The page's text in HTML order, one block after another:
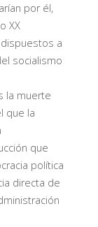
por él,
XX
a
socialismo
la muerte
que la
que
política
directa de